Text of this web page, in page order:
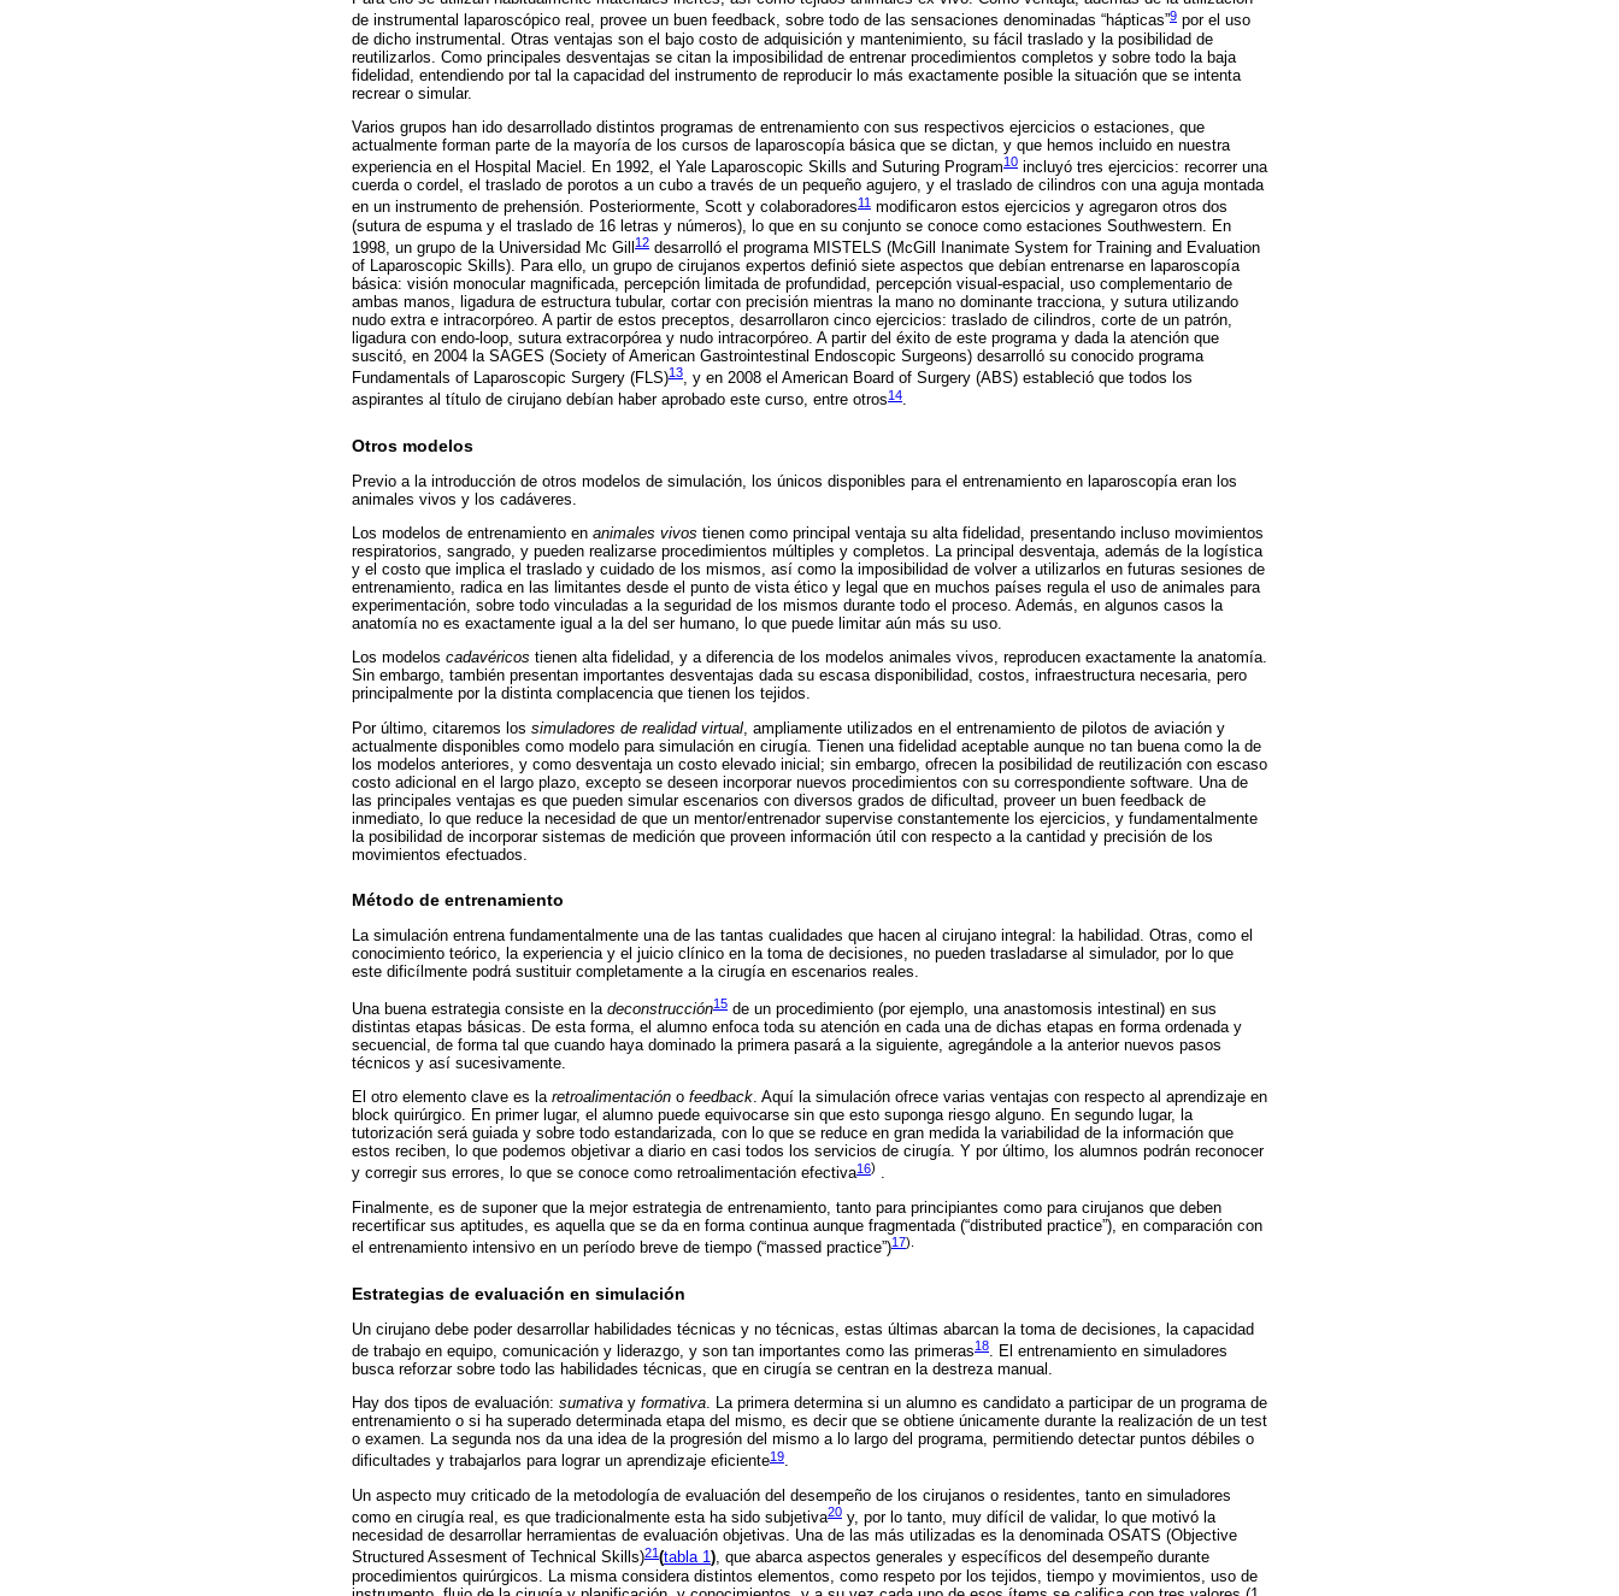
de instrumental laparoscópico real, provee un buen feedback, sobre todo de las sensaciones denominadas “hápticas”9 por el uso
de dicho instrumental. Otras ventajas son el bajo costo de adquisición y mantenimiento, su fácil traslado y la posibilidad de
reutilizarlos. Como principales desventajas se citan la imposibilidad de entrenar procedimientos completos y sobre todo la baja
fidelidad, entendiendo por tal la capacidad del instrumento de reproducir lo más exactamente posible la situación que se intenta
recrear o simular.
Varios grupos han ido desarrollado distintos programas de entrenamiento con sus respectivos ejercicios o estaciones, que
actualmente forman parte de la mayoría de los cursos de laparoscopía básica que se dictan, y que hemos incluido en nuestra
experiencia en el Hospital Maciel. En 1992, el Yale Laparoscopic Skills and Suturing Program10 incluyó tres ejercicios: recorrer una
cuerda o cordel, el traslado de porotos a un cubo a través de un pequeño agujero, y el traslado de cilindros con una aguja montada
en un instrumento de prehensión. Posteriormente, Scott y colaboradores11 modificaron estos ejercicios y agregaron otros dos
(sutura de espuma y el traslado de 16 letras y números), lo que en su conjunto se conoce como estaciones Southwestern. En
1998, un grupo de la Universidad Mc Gill
12 desarrolló el programa MISTELS (McGill Inanimate System for Training and Evaluation
of Laparoscopic Skills). Para ello, un grupo de cirujanos expertos definió siete aspectos que debían entrenarse en laparoscopía
básica: visión monocular magnificada, percepción limitada de profundidad, percepción visual-espacial, uso complementario de
ambas manos, ligadura de estructura tubular, cortar con precisión mientras la mano no dominante tracciona, y sutura utilizando
nudo extra e intracorpóreo. A partir de estos preceptos, desarrollaron cinco ejercicios: traslado de cilindros, corte de un patrón,
ligadura con endo-loop, sutura extracorpórea y nudo intracorpóreo. A partir del éxito de este programa y dada la atención que
suscitó, en 2004 la SAGES (Society of American Gastrointestinal Endoscopic Surgeons) desarrolló su conocido programa
Fundamentals of Laparoscopic Surgery (FLS)13, y en 2008 el American Board of Surgery (ABS) estableció que todos los
aspirantes al título de cirujano debían haber aprobado este curso, entre otros14.
Otros modelos
Previo a la introducción de otros modelos de simulación, los únicos disponibles para el entrenamiento en laparoscopía eran los
animales vivos y los cadáveres.
Los modelos de entrenamiento en animales vivos tienen como principal ventaja su alta fidelidad, presentando incluso movimientos
respiratorios, sangrado, y pueden realizarse procedimientos múltiples y completos. La principal desventaja, además de la logística
y el costo que implica el traslado y cuidado de los mismos, así como la imposibilidad de volver a utilizarlos en futuras sesiones de
entrenamiento, radica en las limitantes desde el punto de vista ético y legal que en muchos países regula el uso de animales para
experimentación, sobre todo vinculadas a la seguridad de los mismos durante todo el proceso. Además, en algunos casos la
anatomía no es exactamente igual a la del ser humano, lo que puede limitar aún más su uso.
Los modelos cadavéricos tienen alta fidelidad, y a diferencia de los modelos animales vivos, reproducen exactamente la anatomía.
Sin embargo, también presentan importantes desventajas dada su escasa disponibilidad, costos, infraestructura necesaria, pero
principalmente por la distinta complacencia que tienen los tejidos.
Por último, citaremos los simuladores de realidad virtual , ampliamente utilizados en el entrenamiento de pilotos de aviación y
actualmente disponibles como modelo para simulación en cirugía. Tienen una fidelidad aceptable aunque no tan buena como la de
los modelos anteriores, y como desventaja un costo elevado inicial; sin embargo, ofrecen la posibilidad de reutilización con escaso
costo adicional en el largo plazo, excepto se deseen incorporar nuevos procedimientos con su correspondiente software. Una de
las principales ventajas es que pueden simular escenarios con diversos grados de dificultad, proveer un buen feedback de
inmediato, lo que reduce la necesidad de que un mentor/entrenador supervise constantemente los ejercicios, y fundamentalmente
la posibilidad de incorporar sistemas de medición que proveen información útil con respecto a la cantidad y precisión de los
movimientos efectuados.
Método de entrenamiento
La simulación entrena fundamentalmente una de las tantas cualidades que hacen al cirujano integral: la habilidad. Otras, como el
conocimiento teórico, la experiencia y el juicio clínico en la toma de decisiones, no pueden trasladarse al simulador, por lo que
este dificílmente podrá sustituir completamente a la cirugía en escenarios reales.
Una buena estrategia consiste en la deconstrucción15 de un procedimiento (por ejemplo, una anastomosis intestinal) en sus
distintas etapas básicas. De esta forma, el alumno enfoca toda su atención en cada una de dichas etapas en forma ordenada y
secuencial, de forma tal que cuando haya dominado la primera pasará a la siguiente, agregándole a la anterior nuevos pasos
técnicos y así sucesivamente.
El otro elemento clave es la retroalimentación o feedback. Aquí la simulación ofrece varias ventajas con respecto al aprendizaje en
block quirúrgico. En primer lugar, el alumno puede equivocarse sin que esto suponga riesgo alguno. En segundo lugar, la
tutorización será guiada y sobre todo estandarizada, con lo que se reduce en gran medida la variabilidad de la información que
estos reciben, lo que podemos objetivar a diario en casi todos los servicios de cirugía. Y por último, los alumnos podrán reconocer
y corregir sus errores, lo que se conoce como retroalimentación efectiva16) .
Finalmente, es de suponer que la mejor estrategia de entrenamiento, tanto para principiantes como para cirujanos que deben
recertificar sus aptitudes, es aquella que se da en forma continua aunque fragmentada (“distributed practice”), en comparación con
el entrenamiento intensivo en un período breve de tiempo (“massed practice”)17).
Estrategias de evaluación en simulación
Un cirujano debe poder desarrollar habilidades técnicas y no técnicas, estas últimas abarcan la toma de decisiones, la capacidad
de trabajo en equipo, comunicación y liderazgo, y son tan importantes como las primeras18. El entrenamiento en simuladores
busca reforzar sobre todo las habilidades técnicas, que en cirugía se centran en la destreza manual.
Hay dos tipos de evaluación: sumativa y formativa. La primera determina si un alumno es candidato a participar de un programa de
entrenamiento o si ha superado determinada etapa del mismo, es decir que se obtiene únicamente durante la realización de un test
o examen. La segunda nos da una idea de la progresión del mismo a lo largo del programa, permitiendo detectar puntos débiles o
dificultades y trabajarlos para lograr un aprendizaje eficiente19.
Un aspecto muy criticado de la metodología de evaluación del desempeño de los cirujanos o residentes, tanto en simuladores
como en cirugía real, es que tradicionalmente esta ha sido subjetiva20 y, por lo tanto, muy difícil de validar, lo que motivó la
necesidad de desarrollar herramientas de evaluación objetivas. Una de las más utilizadas es la denominada OSATS (Objective
Structured Assesment of Technical Skills)21(tabla 1), que abarca aspectos generales y específicos del desempeño durante
procedimientos quirúrgicos. La misma considera distintos elementos, como respeto por los tejidos, tiempo y movimientos, uso de